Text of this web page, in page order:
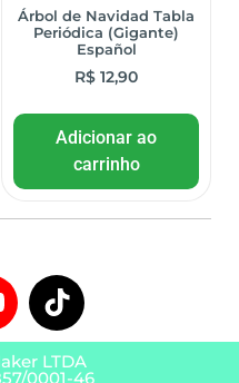
Árbol de Navidad Tabla
Periódica (Gigante)
Español
R$ 12,90
Adicionar ao
carrinho
LTDA
0001-46